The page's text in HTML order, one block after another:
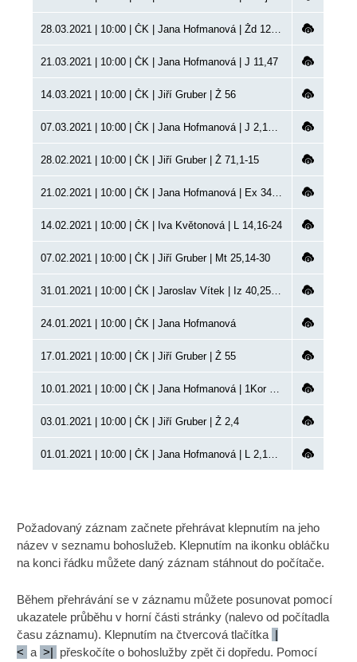
21.03.2021 | 10:00 | ČK | Jana Hofmanová | J 11,47
14.03.2021 | 10:00 | ČK | Jiří Gruber | Ž 56
28.02.2021 | 10:00 | ČK | Jiří Gruber | Ž 71,1-15
14.02.2021 | 10:00 | ČK | Iva Květonová | L 14,16-24
07.02.2021 | 10:00 | ČK | Jiří Gruber | Mt 25,14-30
24.01.2021 | 10:00 | ČK | Jana Hofmanová
17.01.2021 | 10:00 | ČK | Jiří Gruber | Ž 55
03.01.2021 | 10:00 | ČK | Jiří Gruber | Ž 2,4
Požadovaný záznam začnete přehrávat klepnutím na jeho
název v seznamu bohoslužeb. Klepnutím na ikonku obláčku
na konci řádku můžete daný záznam stáhnout do počítače.
Během přehrávání se v záznamu můžete posunovat pomocí
ukazatele průběhu v horní části stránky (nalevo od počítadla
času záznamu). Klepnutím na čtvercová tlačítka |
< a >| přeskočíte o bohoslužby zpět či dopředu. Pomocí